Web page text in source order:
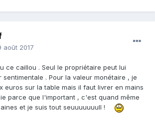
août 2017
ce caillou . Seul le propriétaire peut lui
sentimentale . Pour la valeur monétaire , je
euros sur la table mais il faut livrer en mains
parce que l'important , c'est quand même
et je suis tout seuuuuuuull !